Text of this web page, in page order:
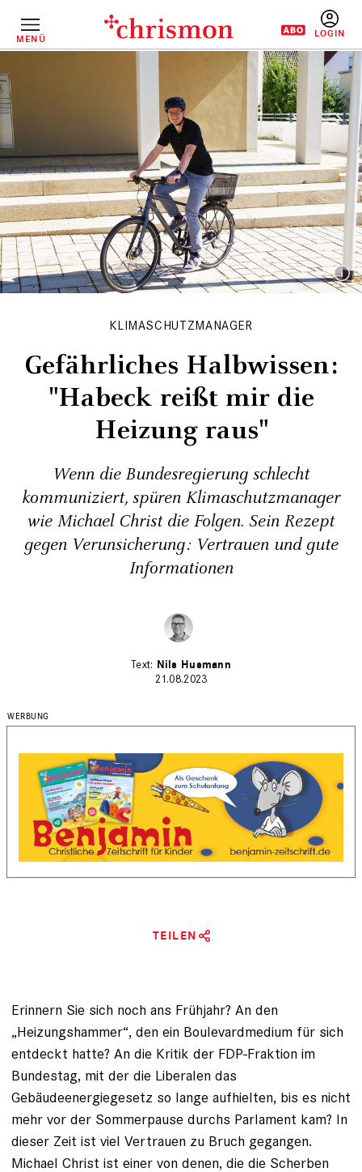
InhaltMENÜ
KLIMASCHUTZMANAGER
Gefährliches Halbwissen:
"Habeck reißt mir die
Heizung raus"
Wenn die Bundesregierung schlecht
kommuniziert, spüren Klimaschutzmanager
wie Michael Christ die Folgen. Sein Rezept
gegen Verunsicherung: Vertrauen und gute
Informationen
Nils Husmann
21.08.2023
TEILEN
Erinnern Sie sich noch ans Frühjahr? An den
„Heizungshammer“, den ein Boulevardmedium für sich
entdeckt hatte? An die Kritik der FDP-Fraktion im
Bundestag, mit der die Liberalen das
Gebäudeenergiegesetz so lange aufhielten, bis es nicht
mehr vor der Sommerpause durchs Parlament kam? In
dieser Zeit ist viel Vertrauen zu Bruch gegangen.
Michael Christ ist einer von denen, die die Scherben